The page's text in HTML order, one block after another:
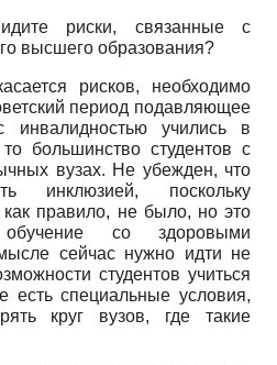
риски, связанные с
высшего образования?
рисков, необходимо
период подавляющее
инвалидностью учились в
большинство студентов с
вузах. Не убежден, что
инклюзией, поскольку
правило, не было, но это
со здоровыми
сейчас нужно идти не
студентов учиться
есть специальные условия,
круг вузов, где такие